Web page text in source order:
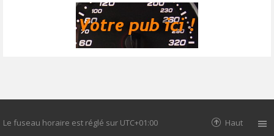
Le fuseau horaire est réglé sur UTC+01:00 Haut